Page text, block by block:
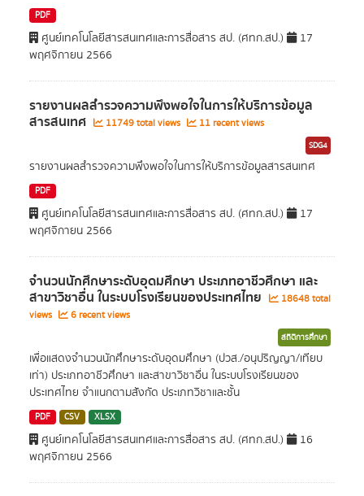
PDF
ศูนย์เทคโนโลยีสารสนเทศและการสื่อสาร สป. (ศทก.สป.)
17
พฤศจิกายน 2566
รายงานผลสำรวจความพึงพอใจในการให้บริการข้อมูล
สารสนเทศ 11749 total views 11 recent views
SDG4
รายงานผลสำรวจความพึงพอใจในการให้บริการข้อมูลสารสนเทศ
PDF
ศูนย์เทคโนโลยีสารสนเทศและการสื่อสาร สป. (ศทก.สป.)
17
พฤศจิกายน 2566
จำนวนนักศึกษาระดับอุดมศึกษา ประเภทอาชีวศึกษา และ
สาขาวิชาอื่น ในระบบโรงเรียนของประเทศไทย
18648 total
views
6 recent views
สถิติการศึกษา
เพื่อแสดงจำนวนนักศึกษาระดับอุดมศึกษา (ปวส./อนุปริญญา/เทียบ
เท่า) ประเภทอาชีวศึกษา และสาขาวิชาอื่น ในระบบโรงเรียนของ
ประเทศไทย จำแนกตามสังกัด ประเภทวิชาและชั้น
PDF CSV XLSX
ศูนย์เทคโนโลยีสารสนเทศและการสื่อสาร สป. (ศทก.สป.)
16
พฤศจิกายน 2566